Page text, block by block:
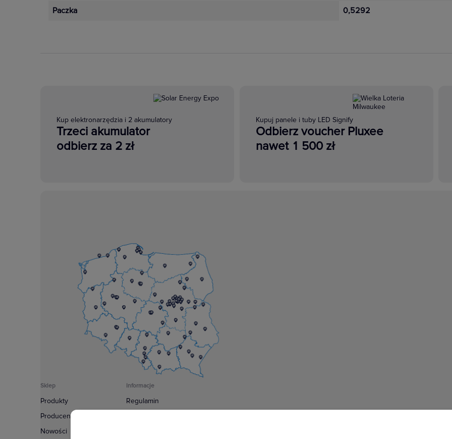
Paczka
0,5292
Kup elektronarzędzia i 2 akumulatory
Trzeci akumulator
odbierz za 2 zł
Kupuj panele i tuby LED Signify
Odbierz voucher Pluxee
nawet 1 500 zł
Sklep
Produkty
Producenci
Nowości
Informacje
Regulamin